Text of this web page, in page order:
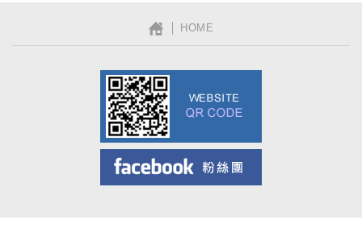
│ HOME